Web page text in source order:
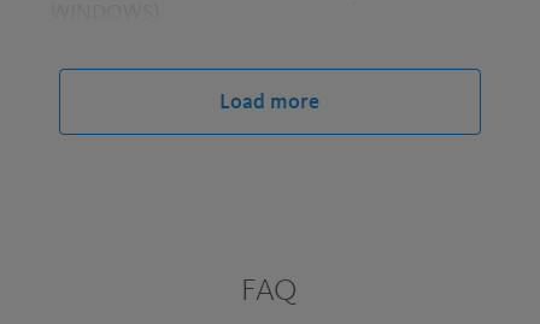
при отказе сетевого подключения
Load more
FAQ